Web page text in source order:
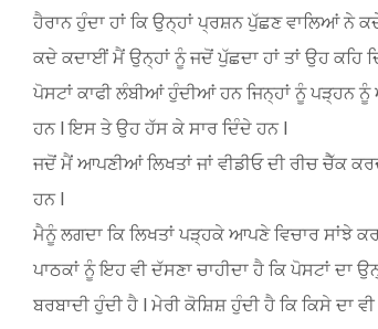
ਹੈਰਾਨ ਹੁੰਦਾ ਹਾਂ ਕਿ ਉਨ੍ਹਾਂ ਪ੍ਰਸ਼ਨ ਪੁੱਛਣ ਵਾਲਿਆਂ ਨੇ
ਕਦੇ ਕਦਾਈਂ ਮੈਂ ਉਨ੍ਹਾਂ ਨੂੰ ਜਦੋਂ ਪੁੱਛਦਾ ਹਾਂ ਤਾਂ ਉਹ ਕਹਿ
ਪੋਸਟਾਂ ਕਾਫੀ ਲੰਬੀਆਂ ਹੁੰਦੀਆਂ ਹਨ ਜਿਨ੍ਹਾਂ ਨੂੰ ਪੜ੍ਹਨ
ਹਨ l ਇਸ ਤੇ ਉਹ ਹੱਸ ਕੇ ਸਾਰ ਦਿੰਦੇ ਹਨ l
ਜਦੋਂ ਮੈਂ ਆਪਣੀਆਂ ਲਿਖਤਾਂ ਜਾਂ ਵੀਡੀਓ ਦੀ ਰੀਚ ਚੈੱਕ
ਹਨ l
ਮੈਨੂੰ ਲਗਦਾ ਕਿ ਲਿਖਤਾਂ ਪੜ੍ਹਕੇ ਆਪਣੇ ਵਿਚਾਰ ਸਾਂਝੇ
ਪਾਠਕਾਂ ਨੂੰ ਇਹ ਵੀ ਦੱਸਣਾ ਚਾਹੀਦਾ ਹੈ ਕਿ ਪੋਸਟਾਂ ਦਾ
ਬਰਬਾਦੀ ਹੁੰਦੀ ਹੈ l ਮੇਰੀ ਕੋਸ਼ਿਸ਼ ਹੁੰਦੀ ਹੈ ਕਿ ਕਿਸੇ ਦਾ